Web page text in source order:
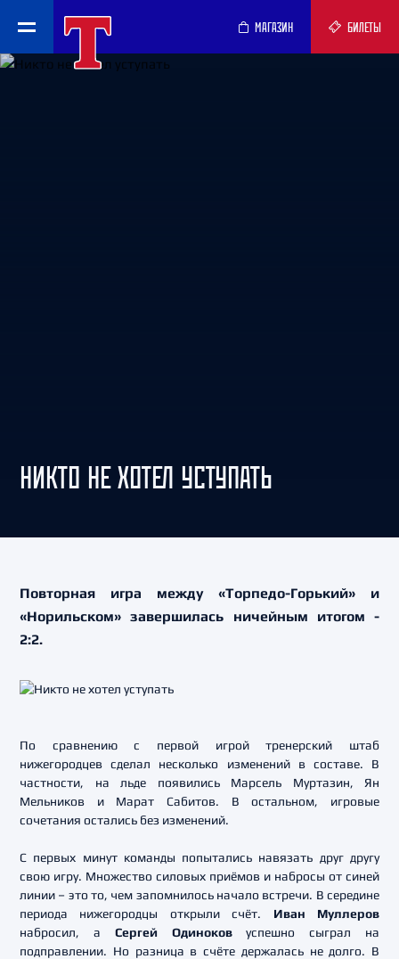
МАГАЗИН БИЛЕТЫ
НИКТО НЕ ХОТЕЛ УСТУПАТЬ
Повторная игра между «Торпедо-Горький» и
«Норильском» завершилась ничейным итогом -
2:2.
По сравнению с первой игрой тренерский штаб
нижегородцев сделал несколько изменений в составе. В
частности, на льдe появились Марсель Муртазин, Ян
Мельников и Марат Сабитов. В остальном, игровые
сочетания остались без изменений.
С первых минут команды попытались навязать друг другу
свою игру. Множество силовых приёмов и набросы от синей
линии – это то, чем запомнилось начало встречи. В середине
периода нижегородцы открыли счёт. Иван Муллеров
набросил, а Сергей Одиноковуспешно сыграл на
подправлении. Но разница в счёте держалась не долго. В